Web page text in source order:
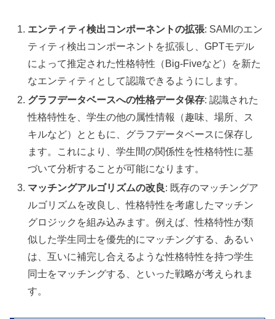
エンティティ検出コンポーネントの拡張: SAMIのエン
ティティ検出コンポーネントを拡張し、GPTモデル
によって推定された性格特性（Big-Fiveなど）を新た
なエンティティとして認識できるようにします。
グラフデータベースへの性格データ保存: 認識された
性格特性を、学生の他の属性情報（趣味、場所、ス
キルなど）とともに、グラフデータベースに保存し
ます。これにより、学生間の関係性を性格特性に基
づいて分析することが可能になります。
マッチングアルゴリズムの改良: 既存のマッチングア
ルゴリズムを改良し、性格特性を考慮したマッチン
グロジックを組み込みます。例えば、性格特性が類
似した学生同士を優先的にマッチングする、あるい
は、互いに補完し合えるような性格特性を持つ学生
同士をマッチングする、といった戦略が考えられま
す。